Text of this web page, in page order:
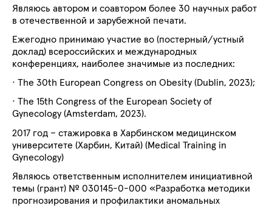
Являюсь автором и соавтором более 30 научных работ
в отечественной и зарубежной печати.
Ежегодно принимаю участие во (постерный/устный
доклад) всероссийских и международных
конференциях, наиболее значимые из последних:
· The 30th European Congress on Obesity (Dublin, 2023);
· The 15th Congress of the European Society of
Gynecology (Amsterdam, 2023).
2017 год – стажировка в Харбинском медицинском
университете (Харбин, Китай) (Medical Training in
Gynecology)
Являюсь ответственным исполнителем инициативной
темы (грант) № 030145-0-000 «Разработка методики
прогнозирования и профилактики аномальных